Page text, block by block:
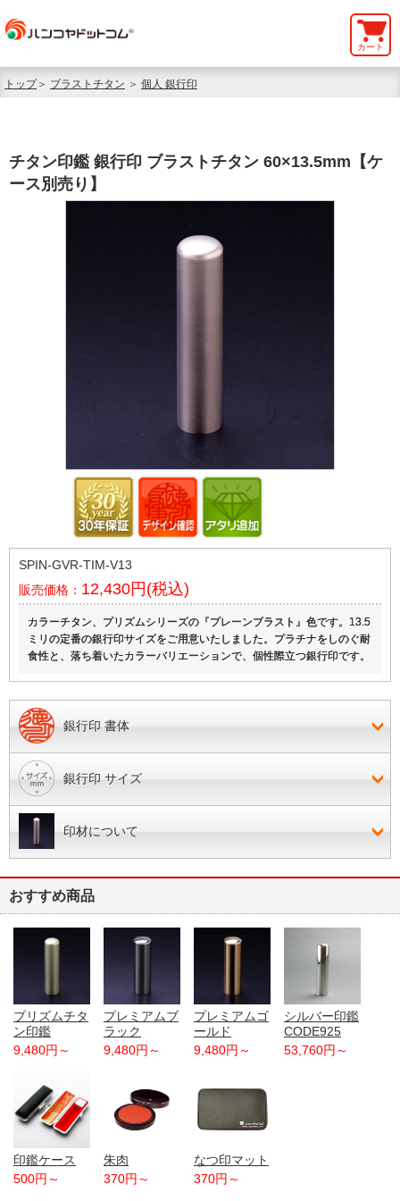
カート
トップ＞ ブラストチタン ＞ 個人 銀行印
チタン印鑑 銀行印 ブラストチタン 60×13.5mm【ケ
ース別売り】
SPIN-GVR-TIM-V13
販売価格： 12,430円(税込)
カラーチタン、プリズムシリーズの『プレーンブラスト』色です。13.5
ミリの定番の銀行印サイズをご用意いたしました。プラチナをしのぐ耐
食性と、落ち着いたカラーバリエーションで、個性際立つ銀行印です。
銀行印 書体
銀行印 サイズ
印材について
おすすめ商品
プリズムチタ
ン印鑑
9,480円～
プレミアムブ
ラック
9,480円～
プレミアムゴ
ールド
9,480円～
シルバー印鑑
CODE925
53,760円～
印鑑ケース
500円～
朱肉
370円～
なつ印マット
370円～